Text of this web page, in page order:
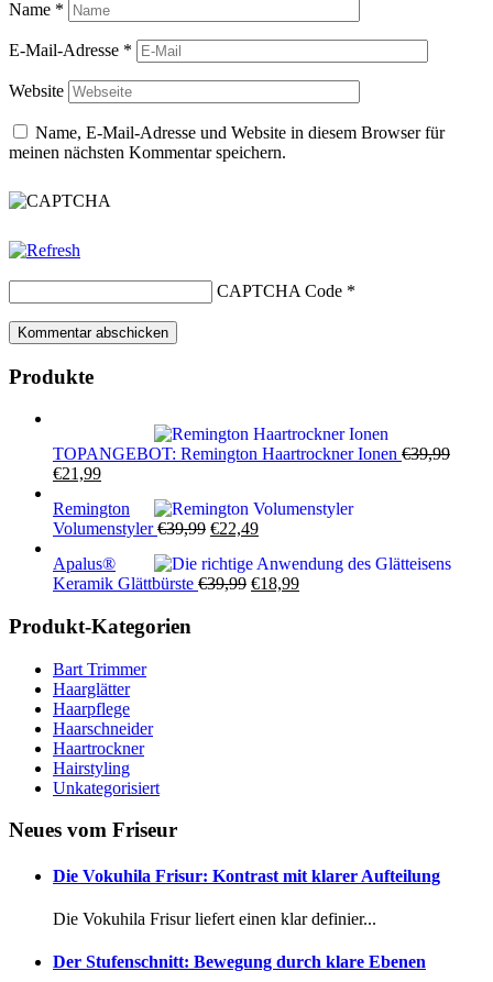
Name *
E-Mail-Adresse *
Website
Name, E-Mail-Adresse und Website in diesem Browser für
meinen nächsten Kommentar speichern.
CAPTCHA Code *
Produkte
TOPANGEBOT: Remington Haartrockner Ionen €39,99
Ursprünglicher
war:
€39,99
€21,99Aktueller
ist:
€21,99.
Remington
Volumenstyler €39,99 Ursprünglicher
war:
€39,99
€22,49Aktueller
ist:
€22,49.
Apalus®
Keramik Glättbürste €39,99 Ursprünglicher
€18,99Aktueller
Produkt-Kategorien
Bart Trimmer
Haarglätter
Haarpflege
Haarschneider
Haartrockner
Hairstyling
Unkategorisiert
Neues vom Friseur
Die Vokuhila Frisur: Kontrast mit klarer Aufteilung
Die Vokuhila Frisur liefert einen klar definier...
Der Stufenschnitt: Bewegung durch klare Ebenen